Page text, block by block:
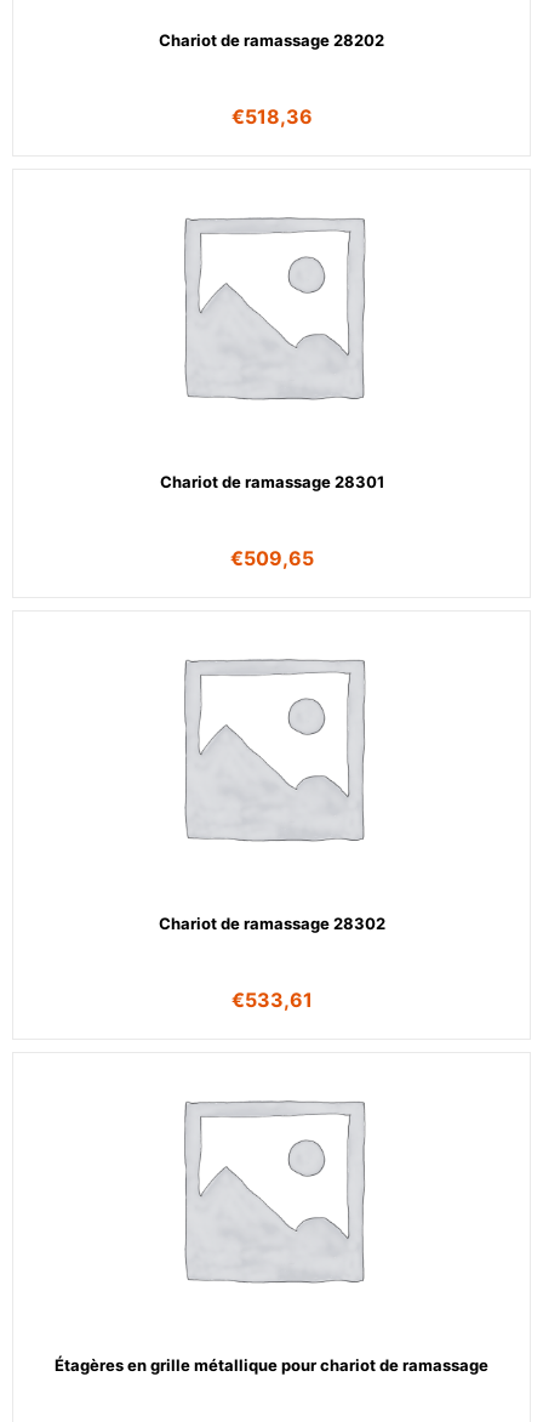
Chariot de ramassage 28202
€518,36
Chariot de ramassage 28301
€509,65
Chariot de ramassage 28302
€533,61
Étagères en grille métallique pour chariot de ramassage